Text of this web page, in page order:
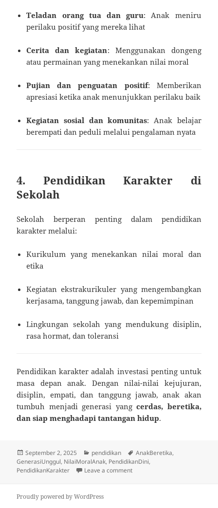
Teladan orang tua dan guru: Anak meniru
perilaku positif yang mereka lihat
Cerita dan kegiatan: Menggunakan dongeng
atau permainan yang menekankan nilai moral
Pujian dan penguatan positif: Memberikan
apresiasi ketika anak menunjukkan perilaku baik
Kegiatan sosial dan komunitas: Anak belajar
berempati dan peduli melalui pengalaman nyata
4. Pendidikan Karakter di
Sekolah
Sekolah berperan penting dalam pendidikan
karakter melalui:
Kurikulum yang menekankan nilai moral dan
etika
Kegiatan ekstrakurikuler yang mengembangkan
kerjasama, tanggung jawab, dan kepemimpinan
Lingkungan sekolah yang mendukung disiplin,
rasa hormat, dan toleransi
Pendidikan karakter adalah investasi penting untuk
masa depan anak. Dengan nilai-nilai kejujuran,
disiplin, empati, dan tanggung jawab, anak akan
tumbuh menjadi generasi yangcerdas, beretika,
dan siap menghadapi tantangan hidup.
Posted
on
September 2, 2025 Categories
pendidikan Tags
AnakBeretika,
GenerasiUnggul, NilaiMoralAnak, PendidikanDini,
PendidikanKarakter
Leave a commenton Pendidikan Karakter:
Proudly powered by WordPress